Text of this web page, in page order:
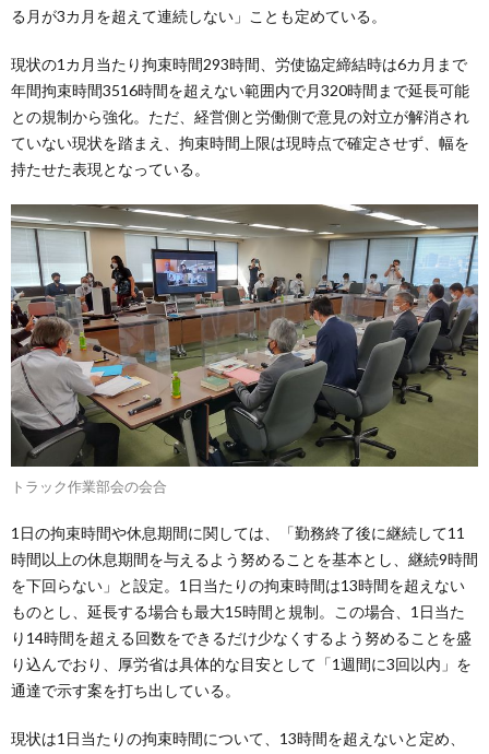
る月が3カ月を超えて連続しない」ことも定めている。
現状の1カ月当たり拘束時間293時間、労使協定締結時は6カ月まで
年間拘束時間3516時間を超えない範囲内で月320時間まで延長可能
との規制から強化。ただ、経営側と労働側で意見の対立が解消され
ていない現状を踏まえ、拘束時間上限は現時点で確定させず、幅を
持たせた表現となっている。
トラック作業部会の会合
1日の拘束時間や休息期間に関しては、「勤務終了後に継続して11
時間以上の休息期間を与えるよう努めることを基本とし、継続9時間
を下回らない」と設定。1日当たりの拘束時間は13時間を超えない
ものとし、延長する場合も最大15時間と規制。この場合、1日当た
り14時間を超える回数をできるだけ少なくするよう努めることを盛
り込んでおり、厚労省は具体的な目安として「1週間に3回以内」を
通達で示す案を打ち出している。
現状は1日当たりの拘束時間について、13時間を超えないと定め、